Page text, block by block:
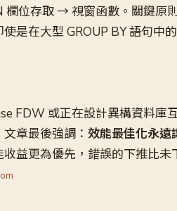
欄位存取 → 視窗函數。關鍵原
是在大型 GROUP BY 語句中
FDW 或正在設計異構資料庫
章最後強調： 效能最佳化永遠
益更為優先，錯誤的下推比未